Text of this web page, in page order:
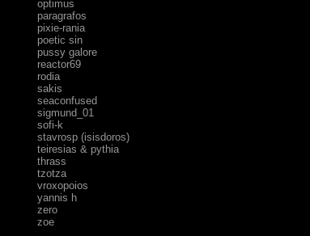
optimus
paragrafos
pixie-rania
poetic sin
pussy galore
reactor69
rodia
sakis
seaconfused
sigmund_01
sofi-k
stavrosp (isisdoros)
teiresias & pythia
thrass
tzotza
vroxopoios
yannis h
zero
zoe